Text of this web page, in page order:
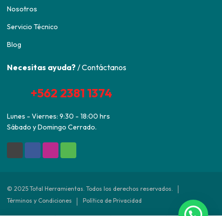
Nosotros
Servicio Técnico
Blog
Necesitas ayuda? / Contáctanos
+562 2381 1374
Lunes - Viernes: 9:30 - 18:00 hrs
Sábado y Domingo Cerrado.
© 2025 Total Herramientas. Todos los derechos reservados.
Términos y Condiciones
Política de Privacidad